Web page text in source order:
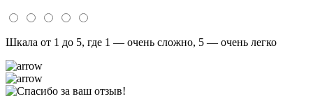
Шкала от 1 до 5, где 1 — очень сложно, 5 — очень легко